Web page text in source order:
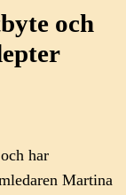
och
har
Martina